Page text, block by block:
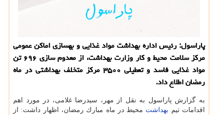
پاراسول: رئیس اداره بهداشت مواد غذایی و بهسازی اماكن عمومی
مركز سلامت محیط و كار وزارت بهداشت، از معدوم سازی ۶۹۶ تن
مواد غذایی فاسد و تعطیلی ۳۵۰۰ مركز متخلف بهداشتی در ماه
رمضان اطلاع داد.
به گزارش پاراسول به نقل از مهر، سیدرضا غلامی، در مورد اهم
اقدامات تیم بهداشت محیط در ماه مبارك رمضان، اظهار داشت: از